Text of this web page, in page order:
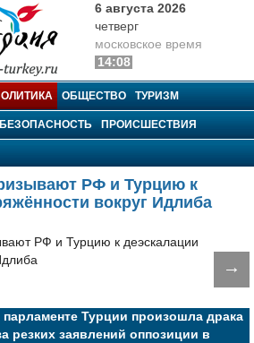
6 августа 2026
четверг
московское время
14:08
ОБЩЕСТВО ТУРИЗМ
БЕЗОПАСНОСТЬ ПРОИСШЕСТВИЯ
РФ и Турцию к
вокруг Идлиба
→